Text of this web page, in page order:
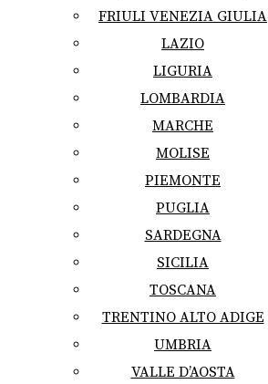
FRIULI VENEZIA GIULIA
LAZIO
LIGURIA
LOMBARDIA
MARCHE
MOLISE
PIEMONTE
PUGLIA
SARDEGNA
SICILIA
TOSCANA
TRENTINO ALTO ADIGE
UMBRIA
VALLE D’AOSTA